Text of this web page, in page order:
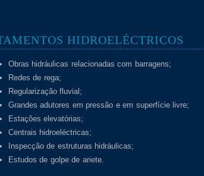
HIDROELÉCTRICOS
Obras hidráulicas relacionadas com barragens;
Redes de rega;
Regularização fluvial;
Grandes adutores em pressão e em superfície livre;
Estações elevatórias;
Centrais hidroeléctricas;
Inspecção de estruturas hidráulicas;
Estudos de golpe de ariete.